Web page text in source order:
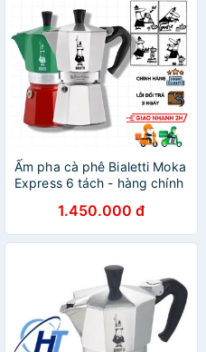
Ấm pha cà phê Bialetti Moka
Express 6 tách - hàng chính
1.450.000 đ